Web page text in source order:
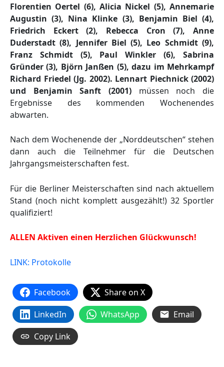
Florentien Oertel (6), Alicia Nickel (5), Annemarie
Augustin (3), Nina Klinke (3), Benjamin Biel (4),
Friedrich Eckert (2), Rebecca Cron (7), Anne
Duderstadt (8), Jennifer Biel (5), Leo Schmidt (9),
Franz Schmidt (5), Paul Winkler (6), Sabrina
Gründer (3), Björn Janßen (5), dazu im Mehrkampf
Richard Friedel (Jg. 2002). Lennart Piechnick (2002)
und Benjamin Sanft (2001) müssen noch die
Ergebnisse des kommenden Wochenendes
abwarten.
Nach dem Wochenende der „Norddeutschen“ stehen
dann auch die Teilnehmer für die Deutschen
Jahrgangsmeisterschaften fest.
Für die Berliner Meisterschaften sind nach aktuellem
Stand (noch nicht komplett ausgezählt!) 32 Sportler
qualifiziert!
ALLEN Aktiven einen Herzlichen Glückwunsch!
LINK: Protokolle
Facebook
Share on X
LinkedIn
WhatsApp
Email
Copy Link